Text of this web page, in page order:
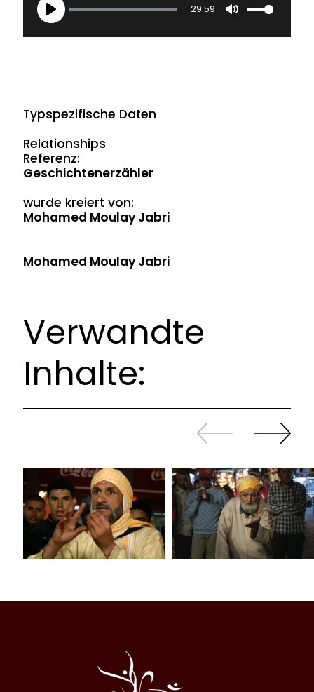
Play
29:59
Typspezifische Daten
Relationships
Referenz:
Geschichtenerzähler
wurde kreiert von:
Mohamed Moulay Jabri
Mohamed Moulay Jabri
Verwandte
Inhalte:
Zurück
sliden
Weiter
sliden
Halqa